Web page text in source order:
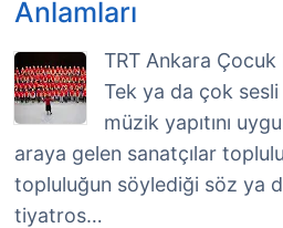
Anlamları
TRT Ankara
Tek ya da çok sesli
müzik yapıtını
araya gelen sanatçılar
topluluğun söylediği söz ya
tiyatros…